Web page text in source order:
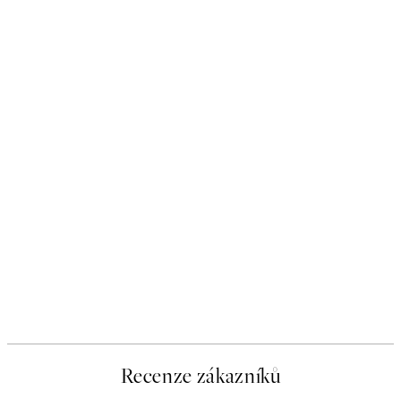
Recenze zákazníků